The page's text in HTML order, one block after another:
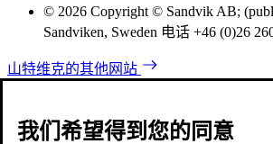
© 2026 Copyright © Sandvik AB;
Sandviken, Sweden 电话 +46 (0)26
山特维克的其他网站
我们希望得到您的同意